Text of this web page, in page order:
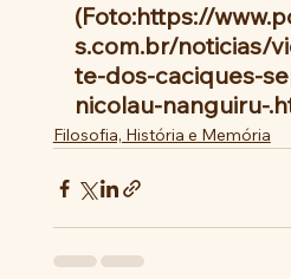
(Foto:https://
s.com.br/noticias/
te-dos-caciques-
nicolau-nanguiru-
Filosofia, História e Memória